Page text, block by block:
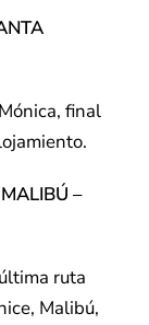
final
–
ruta
Malibú,